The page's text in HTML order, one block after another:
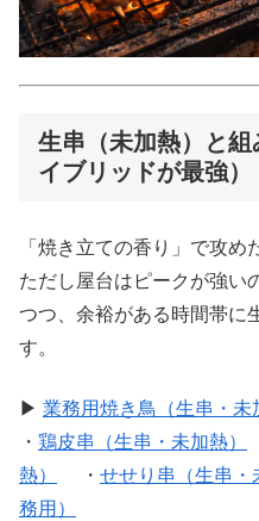
生串（未加熱）と
イブリッドが最強）
「焼き立ての香り」で攻め
ただし屋台はピークが強い
つつ、余裕がある時間帯に
す。
▶ 業務用焼き鳥（生串・未
・ 鶏皮串（生串・未加熱）
熱）
・ せせり串（生串・
務用）